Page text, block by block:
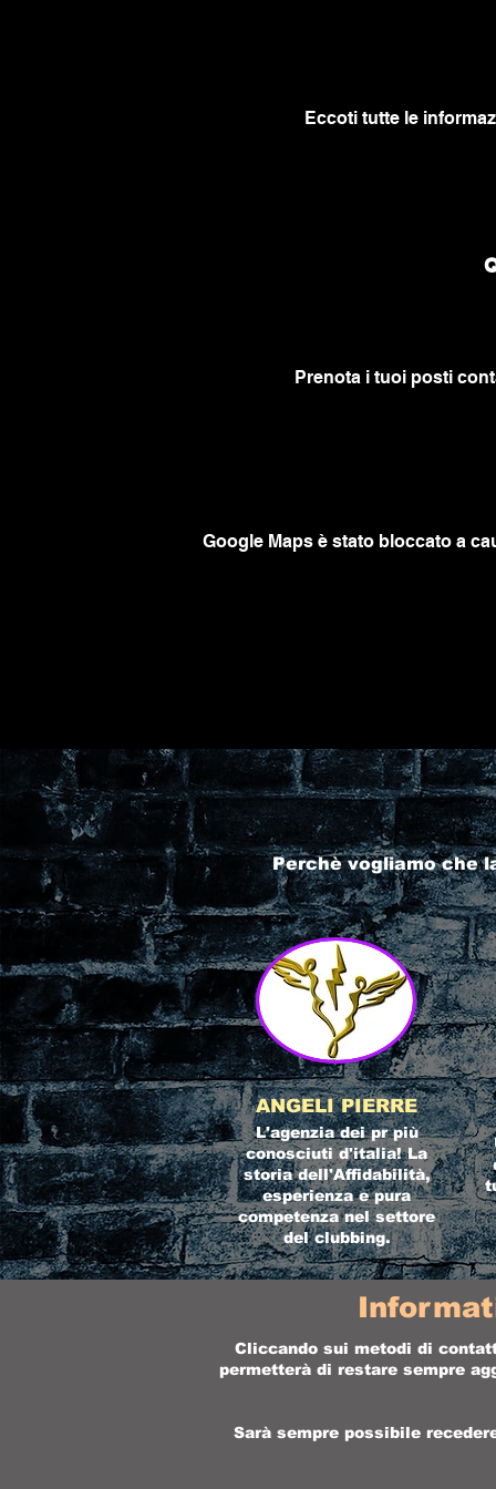
Eccoti tutte le
Prenota i tuoi posti
Google Maps è stato bloccato a
Perchè vogliamo che
ANGELI PIERRE
L'agenzia dei pr più
conosciuti d'italia! La
storia dell'Affidabilità,
esperienza e pura
competenza nel settore
del clubbing.
Cliccando sui metodi di
permetterà di restare sempre
Sarà sempre possibile